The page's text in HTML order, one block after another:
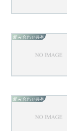
組み合わせ共有
組み合わせ共有